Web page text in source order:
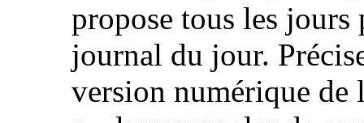
propose tous les jours
journal du jour.
version numérique de